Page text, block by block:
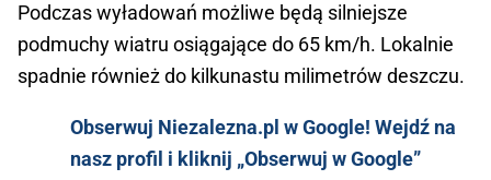
Podczas wyładowań możliwe będą silniejsze
podmuchy wiatru osiągające do 65 km/h. Lokalnie
spadnie również do kilkunastu milimetrów deszczu.
Obserwuj Niezalezna.pl w Google! Wejdź na
nasz profil i kliknij „Obserwuj w Google”